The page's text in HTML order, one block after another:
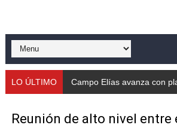
Mérida fortalece su reserva
Gobernación de Mérida instalará
Fundecem ofrece taller de
LO ÚLTIMO Campo Elías avanza con
Reunión de alto nivel entre